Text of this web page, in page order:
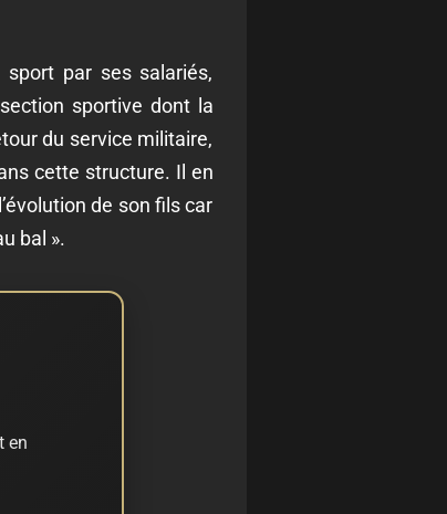
par ses salariés,
sportive dont la
du service militaire,
cette structure. Il en
de son fils car
bal ».
en